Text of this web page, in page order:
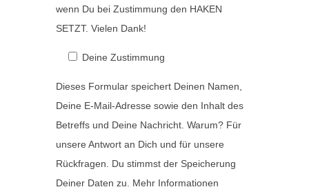
r
.
wenn Du bei Zustimmung den HAKEN
SETZT. Vielen Dank!
Deine Zustimmung
Dieses Formular speichert Deinen Namen,
Deine E-Mail-Adresse sowie den Inhalt des
Betreffs und Deine Nachricht. Warum? Für
unsere Antwort an Dich und für unsere
Rückfragen. Du stimmst der Speicherung
Deiner Daten zu. Mehr Informationen